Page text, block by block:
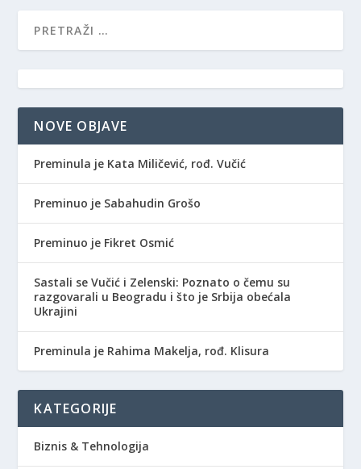
NOVE OBJAVE
Preminula je Kata Miličević, rođ. Vučić
Preminuo je Sabahudin Grošo
Preminuo je Fikret Osmić
Sastali se Vučić i Zelenski: Poznato o čemu su
razgovarali u Beogradu i što je Srbija obećala
Ukrajini
Preminula je Rahima Makelja, rođ. Klisura
KATEGORIJE
Biznis & Tehnologija